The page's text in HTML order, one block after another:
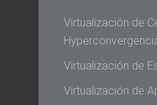
Virtualización de
Virtualización de
Virtualización de